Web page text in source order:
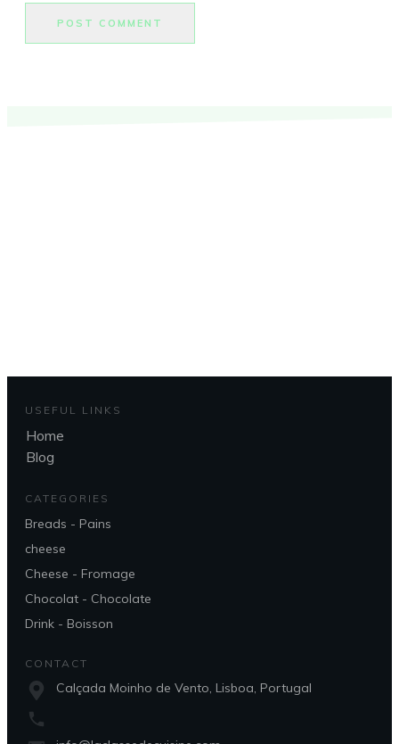
POST COMMENT
USEFUL LINKS
Home
Blog
CATEGORIES
Breads - Pains
cheese
Cheese - Fromage
Chocolat - Chocolate
Drink - Boisson
CONTACT
Calçada Moinho de Vento, Lisboa, Portugal